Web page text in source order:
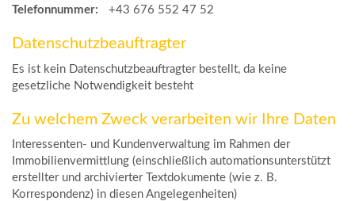
Telefonnummer:
+43 676 552 47 52
Datenschutzbeauftragter
Es ist kein Datenschutzbeauftragter bestellt, da keine
gesetzliche Notwendigkeit besteht
Zu welchem Zweck verarbeiten wir Ihre Daten
Interessenten- und Kundenverwaltung im Rahmen der
Immobilienvermittlung (einschließlich automationsunterstützt
erstellter und archivierter Textdokumente (wie z. B.
Korrespondenz) in diesen Angelegenheiten)